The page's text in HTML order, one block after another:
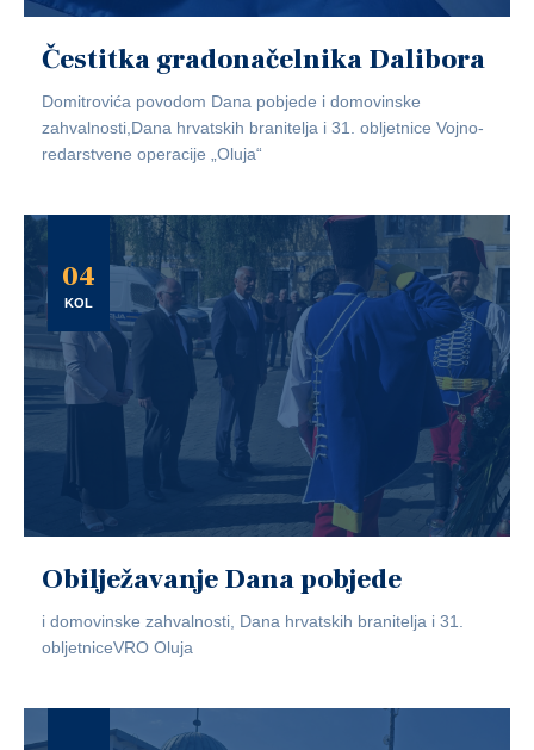
Čestitka gradonačelnika Dalibora
Domitrovića povodom Dana pobjede i domovinske
zahvalnosti,Dana hrvatskih branitelja i 31. obljetnice Vojno-
redarstvene operacije „Oluja“
04
KOL
Obilježavanje Dana pobjede
i domovinske zahvalnosti, Dana hrvatskih branitelja i 31.
obljetniceVRO Oluja